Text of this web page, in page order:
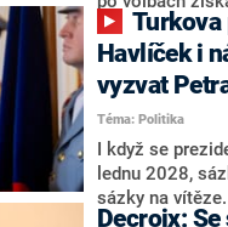
NEWS.
NEWS to řekl
Martin Kuba.
například
součástí klubu
redakce
Zdeněk Nytra
některých
nepřítel, ale
Havlíček i
vyzvat
Téma: Politika
I když se
lednu 2028,
sázky na
hlava státu
Decroix: